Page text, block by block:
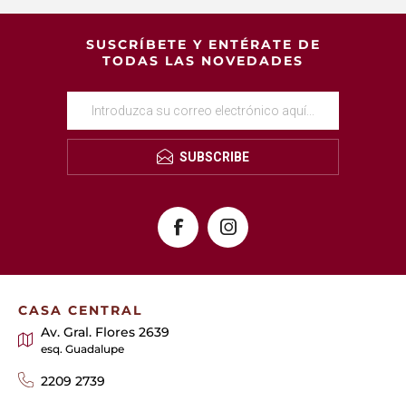
SUSCRÍBETE Y ENTÉRATE DE
TODAS LAS NOVEDADES
SUBSCRIBE
CASA CENTRAL
Av. Gral. Flores 2639
esq. Guadalupe
2209 2739